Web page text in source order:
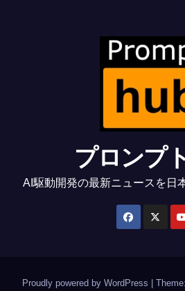
プロンプ
AI駆動開発の最新ニュースを日
Proudly powered by WordPress